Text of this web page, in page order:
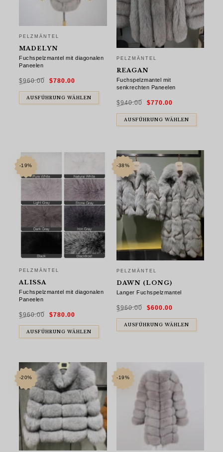
PELZMÄNTEL
MADELYN
Fuchspelzmantel mit diagonalen
Paneelen
$960.00
Ursprünglicher
Preis
$960.00
$780.00
$780.00.
AUSFÜHRUNG WÄHLEN
PELZMÄNTEL
REAGAN
Fuchspelzmantel mit
senkrechten Paneelen
$940.00
Ursprünglicher
Preis
$940.00
$770.00Preis
$770.00.
AUSFÜHRUNG WÄHLEN
-19%
PELZMÄNTEL
ALISSA
Fuchspelzmantel mit diagonalen
Paneelen
$960.00
Ursprünglicher
Preis
$960.00
$780.00
$780.00.
AUSFÜHRUNG WÄHLEN
-38%
PELZMÄNTEL
DAWN (LONG)
Langer Fuchspelzmantel
$960.00
Ursprünglicher
Preis
$960.00
$600.00Preis
$600.00.
AUSFÜHRUNG WÄHLEN
-20% -19%